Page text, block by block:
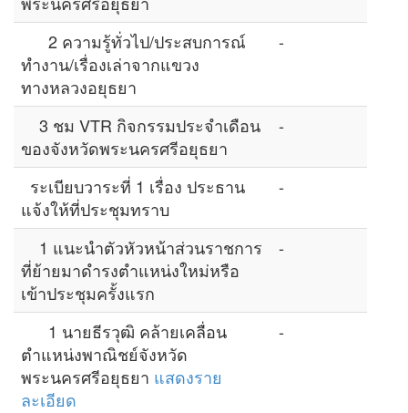
2 ความรู้ทั่วไป/ประสบการณ์
ทำงาน/เรื่องเล่าจากแขวง
ทางหลวงอยุธยา
-
3 ชม VTR กิจกรรมประจำเดือน
ของจังหวัดพระนครศรีอยุธยา
-
ระเบียบวาระที่ 1 เรื่อง ประธาน
แจ้งให้ที่ประชุมทราบ
-
1 แนะนำตัวหัวหน้าส่วนราชการ
ที่ย้ายมาดำรงตำแหน่งใหม่หรือ
เข้าประชุมครั้งแรก
-
1 นายธีรวุฒิ คล้ายเคลื่อน
ตำแหน่งพาณิชย์จังหวัด
พระนครศรีอยุธยา แสดงราย
ละเอียด
-